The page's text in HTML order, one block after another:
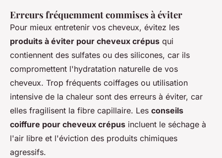
Erreurs fréquemment commises à éviter
Pour mieux entretenir vos cheveux, évitez les
produits à éviter pour cheveux crépus qui
contiennent des sulfates ou des silicones, car ils
compromettent l'hydratation naturelle de vos
cheveux. Trop fréquents coiffages ou utilisation
intensive de la chaleur sont des erreurs à éviter, car
elles fragilisent la fibre capillaire. Les conseils
coiffure pour cheveux crépus incluent le séchage à
l'air libre et l'éviction des produits chimiques
agressifs.